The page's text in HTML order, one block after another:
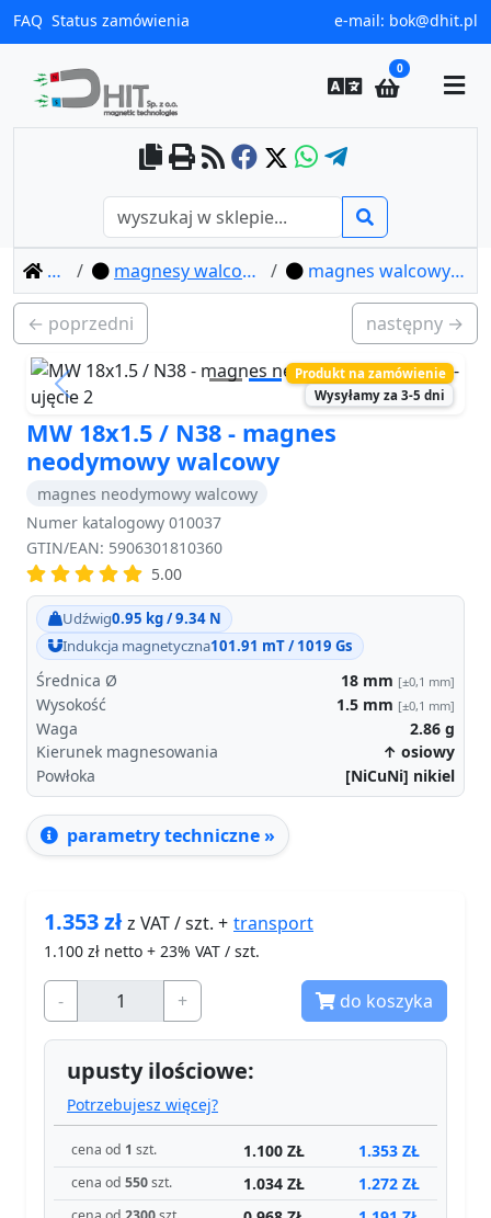
FAQ Status zamówienia e-mail: bok@dhit.pl
0
home magnesy walcowe neodymowe magnes walcowy mw 18x1.5 / n38
← poprzedni następny →
Produkt na zamówienie
Wysyłamy za 3-5 dni
Previous Next
MW 18x1.5 / N38 - magnes
neodymowy walcowy
magnes neodymowy walcowy
Numer katalogowy 010037
GTIN/EAN: 5906301810360
5.00
Udźwig0.95 kg / 9.34 N
Indukcja magnetyczna101.91 mT / 1019 Gs
Średnica Ø 18 mm [±0,1 mm]
Wysokość 1.5 mm [±0,1 mm]
Waga 2.86 g
Kierunek magnesowania
↑ osiowy
Powłoka
[NiCuNi] nikiel
parametry techniczne »
1.353złz VAT / szt. + transport
1.100 zł netto + 23% VAT / szt.
- + do koszyka
upusty ilościowe:
Potrzebujesz więcej?
cena od 1 szt. 1.100 ZŁ 1.353 ZŁ
cena od 550szt. 1.034 ZŁ 1.272 ZŁ